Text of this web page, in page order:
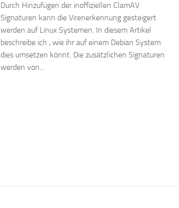
Durch Hinzufügen der inoffiziellen ClamAV
Signaturen kann die Virenerkennung gesteigert
werden auf Linux Systemen. In diesem Artikel
beschreibe ich , wie ihr auf einem Debian System
dies umsetzen könnt. Die zusätzlichen Signaturen
werden von...